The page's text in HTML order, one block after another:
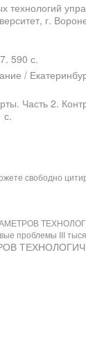
технологий
г.
590 с.
/
Часть 2.
с.
свободно
проблемы III